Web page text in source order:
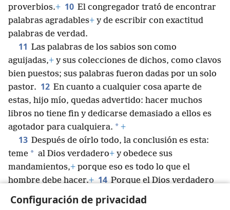
Configuración de privacidad
proverbios.+ 10 El congregador trató de encontrar
palabras agradables+ y de escribir con exactitud
palabras de verdad.
11 Las palabras de los sabios son como
aguijadas,+ y sus colecciones de dichos, como clavos
bien puestos; sus palabras fueron dadas por un solo
pastor. 12 En cuanto a cualquier cosa aparte de
estas, hijo mío, quedas advertido: hacer muchos
libros no tiene fin y dedicarse demasiado a ellos es
agotador para cualquiera. * +
13 Después de oírlo todo, la conclusión es esta:
teme * al Dios verdadero+ y obedece sus
mandamientos,+ porque eso es todo lo que el
hombre debe hacer.+ 14 Porque el Dios verdadero
juzgará todas las acciones, incluso todas las cosas
ocultas, para determinar si son buenas o malas.